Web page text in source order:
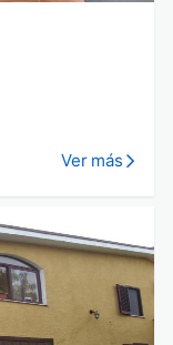
Ver más